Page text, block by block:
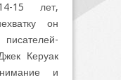
15 лет,
он
Керуак
и